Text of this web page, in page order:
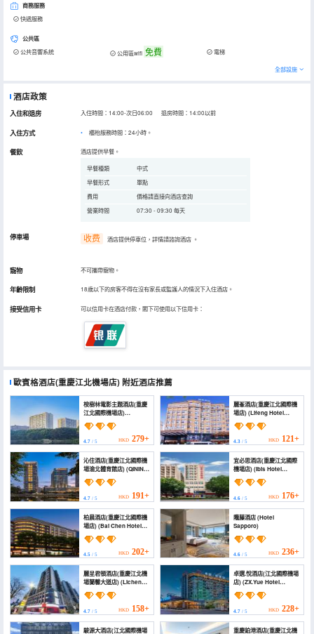
商務服務
快遞服務
公共區
公共音響系統 公用區wifi 免費 電梯
全部設施
酒店政策
入住和退房 入住時間：14:00-次日06:00 退房時間：14:00以前
入住方式 櫃枱服務時間：24小時。
餐飲 酒店提供早餐。
早餐種類
中式
早餐形式
單點
費用
價格請直接向酒店查詢
營業時間
07:30 - 09:30 每天
停車場 收费 酒店提供停車位，詳情請諮詢酒店 。
寵物 不可攜帶寵物。
年齡限制 18歲以下的房客不得在沒有家長或監護人的情況下入住酒店。
接受信用卡 可以信用卡在酒店付款，閣下可使用以下信用卡：
歐賓格酒店(重慶江北機場店) 附近酒店推薦
桉樹林電影主題酒店(重慶
江北國際機場店)
(Eucalyptus Forest
Movie Theme Hotel
(Chongqing Jiangbei
International Airport))
4.7 / 5 HKD 279+
麗峯酒店(重慶江北國際機
場店) (Lifeng Hotel
(Chongqing Jiangbei
International Airport))
4.3/ 5 HKD 121+
沁住酒店(重慶江北國際機
場渝北體育館店) (QININ
HOTEL (Chongqing
Jiangbei International
Airport Huachen
Fortune Plaza Branch))
4.7 / 5 HKD 191+
宜必思酒店(重慶江北國際
機場店) (Ibis Hotel
(Jiangbei International
Airport))
4.6/ 5 HKD 176+
柏晨酒店(重慶江北國際機
場店) (Bai Chen Hotel
(Chongqing Jiangbei
International Airport
Branch))
4.5 / 5 HKD 202+
隴藤酒店 (Hotel
Sapporo)
4.6/ 5 HKD 236+
麗呈君頓酒店(重慶江北機
場蘭馨大道店) (Licheng
Junton Hotel (Lanxin
Avenue Branch of
Chongqing Jiangbei
Airport))
4.7 / 5 HKD 158+
卓選.悅酒店(江北國際機場
店) (ZX.Yue Hotel
(Chongqing Jiangbei
International Airport
4.7/ 5 HKD 228+
駿源大酒店(江北國際機場 重慶鉑港酒店(重慶江北機